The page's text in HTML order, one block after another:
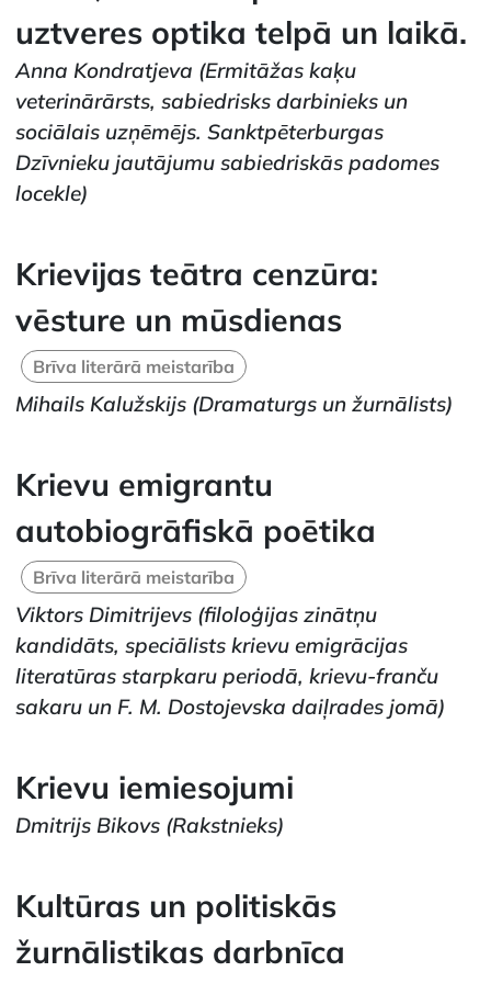
uztveres optika telpā un laikā.
Anna Kondratjeva (Ermitāžas kaķu
veterinārārsts, sabiedrisks darbinieks un
sociālais uzņēmējs. Sanktpēterburgas
Dzīvnieku jautājumu sabiedriskās padomes
locekle)
Krievijas teātra cenzūra:
vēsture un mūsdienas
Brīva literārā meistarība
Mihails Kalužskijs (Dramaturgs un žurnālists)
Krievu emigrantu
autobiogrāfiskā poētika
Brīva literārā meistarība
Viktors Dimitrijevs (filoloģijas zinātņu
kandidāts, speciālists krievu emigrācijas
literatūras starpkaru periodā, krievu-franču
sakaru un F. M. Dostojevska daiļrades jomā)
Krievu iemiesojumi
Dmitrijs Bikovs (Rakstnieks)
Kultūras un politiskās
žurnālistikas darbnīca